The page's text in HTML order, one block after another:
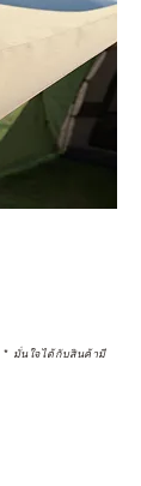
* มั่นใจได้กับสินค้ามี